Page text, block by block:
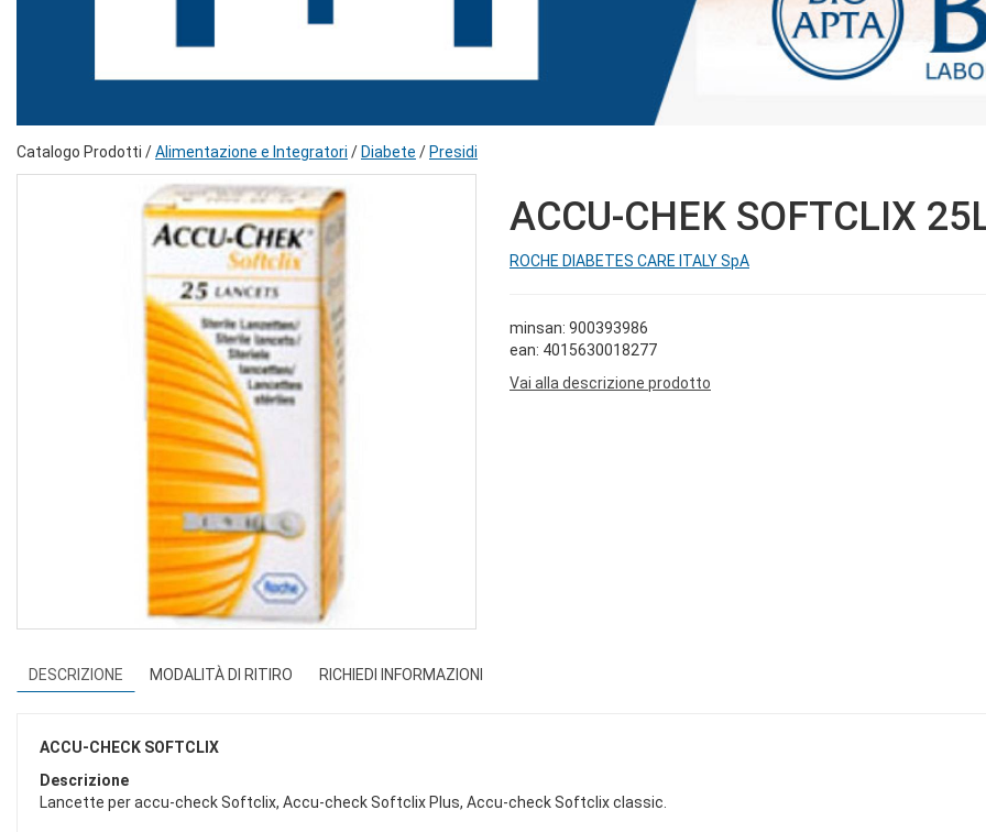
Catalogo Prodotti /Alimentazione e Integratori / Diabete / Presidi
ACCU-CHEK SOFTCLIX
ROCHE DIABETES CARE ITALY SpA
minsan: 900393986
ean: 4015630018277
Vai alla descrizione prodotto
DESCRIZIONE MODALITÀ DI RITIRO RICHIEDI INFORMAZIONI
ACCU-CHECK SOFTCLIX
Descrizione
Lancette per accu-check Softclix, Accu-check Softclix Plus, Accu-check Softclix classic.